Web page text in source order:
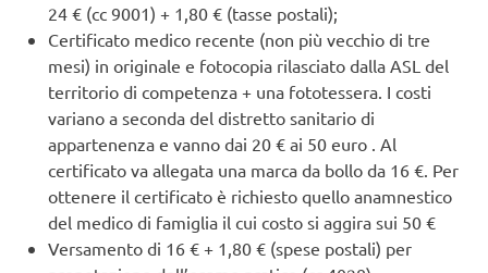
24 € (cc 9001) + 1,80 € (tasse postali);
Certificato medico recente (non più vecchio di tre
mesi) in originale e fotocopia rilasciato dalla ASL del
territorio di competenza + una fototessera. I costi
variano a seconda del distretto sanitario di
appartenenza e vanno dai 20 € ai 50 euro . Al
certificato va allegata una marca da bollo da 16 €. Per
ottenere il certificato è richiesto quello anamnestico
del medico di famiglia il cui costo si aggira sui 50 €
Versamento di 16 € + 1,80 € (spese postali) per